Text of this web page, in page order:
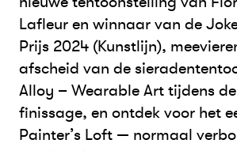
Lafleur en winnaar van de
Prijs 2024 (Kunstlijn),
afscheid van de
Alloy – Wearable Art tijdens
finissage, en ontdek voor het
Painter’s Loft — normaal